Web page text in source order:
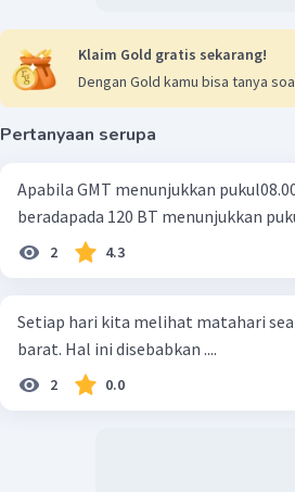
Klaim Gold gratis sekarang!
Dengan Gold kamu bisa tanya
Pertanyaan serupa
Apabila GMT menunjukkan
beradapada 120 BT menunjukkan
2 4.3
Setiap hari kita melihat matahari
barat. Hal ini disebabkan ....
2 0.0